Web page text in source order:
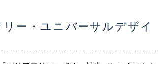
ー・ユニバーサルデザイ